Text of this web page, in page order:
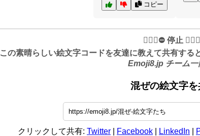
コピー
✋🏻🛑⛔️ 停止
この素晴らしい絵文字コードを友達に教えて共有する
Emoji8.jp チーム一
混ぜの絵文字
クリックして共有: Twitter Facebook LinkedIn